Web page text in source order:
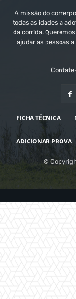
A missão do
todas as idades a
da corrida.
ajudar as pessoas
FICHA TÉCNICA
ADICIONAR PROVA
©